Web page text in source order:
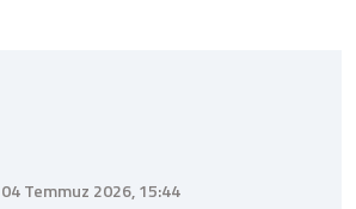
04 Temmuz 2026, 15:44